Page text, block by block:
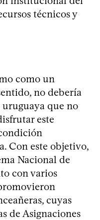
técnicos y
como un
no debería
que no
este
Con este objetivo,
Nacional de
con varios
cuyas
de Asignaciones